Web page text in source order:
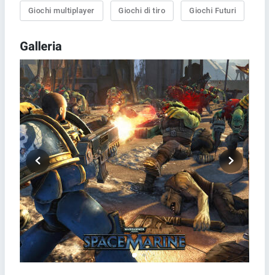
Giochi multiplayer Giochi di tiro Giochi Futuri
Galleria